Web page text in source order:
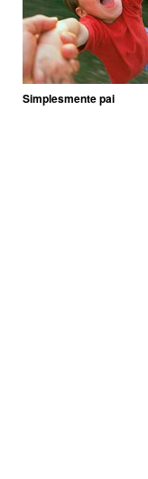
Simplesmente pai